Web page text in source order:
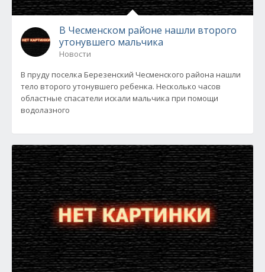
В Чесменском районе нашли второго
утонувшего мальчика
Новости
В пруду поселка Березенский Чесменского района нашли
тело второго утонувшего ребенка. Несколько часов
областные спасатели искали мальчика при помощи
водолазного